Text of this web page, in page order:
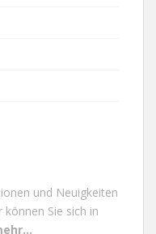
und Neuigkeiten
können Sie sich in